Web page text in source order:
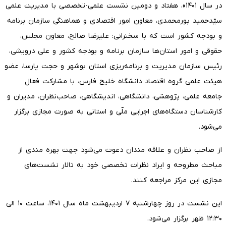
در سال ۱۴۰۱»، هفتاد و دومین نشست علمی-تخصصی با مدیریت علمی
سیّدحمید پورمحمدی، معاون امور اقتصادی و هماهنگی سازمان برنامه
و بودجه کشور است که با سخنرانی: علیرضا صالح، معاون مجلس،
حقوقی و امور استان‌ها سازمان برنامه و بودجه کشور و علی درویشی،
رئیس سازمان مدیریت و برنامه‌ریزی استان بوشهر و حجت پارسا، عضو
هیئت علمی گروه اقتصاد دانشگاه خلیج فارس، با مشارکت فعال
جامعه علمی، پژوهشی، دانشگاهی، اندیشگاهی، صاحب‌نظران، مدیران و
کارشناسان دستگاه‌های اجرایی ملّی و استانی به صورت مجازی برگزار
می‌شود.
از صاحب نظران و علاقه مندان دعوت می‌شود جهت بهره مندی از
مباحث مطروحه و ایراد نظرات تخصصی خود به تالار نشست‌های
مجازی این مرکز مراجعه کنند.
این نشست در روز چهارشنبه ۷ اردیبهشت ماه سال ۱۴۰۱، ساعت ۱۰ الی
۱۲:۳۰ ظهر برگزار می‌شود.